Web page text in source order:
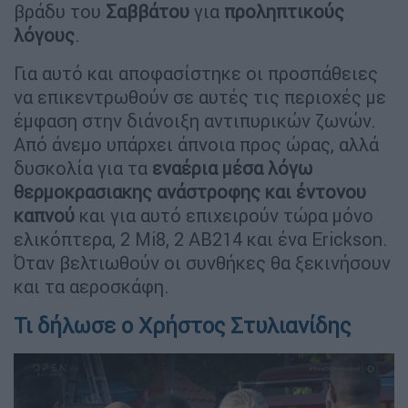
βράδυ του Σαββάτου για προληπτικούς
λόγους.
Για αυτό και αποφασίστηκε οι προσπάθειες
να επικεντρωθούν σε αυτές τις περιοχές με
έμφαση στην διάνοιξη αντιπυρικών ζωνών.
Από άνεμο υπάρχει άπνοια προς ώρας, αλλά
δυσκολία για τα εναέρια μέσα λόγω
θερμοκρασιακης ανάστροφης και έντονου
καπνού και για αυτό επιχειρούν τώρα μόνο
ελικόπτερα, 2 Mi8, 2 AB214 και ένα Erickson.
Όταν βελτιωθούν οι συνθήκες θα ξεκινήσουν
και τα αεροσκάφη.
Τι δήλωσε ο Χρήστος Στυλιανίδης